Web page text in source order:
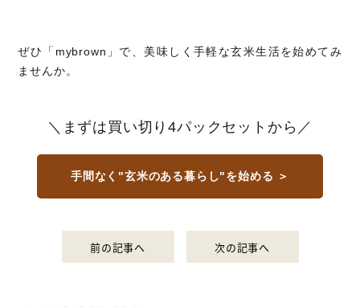
ぜひ「mybrown」で、美味しく手軽な玄米生活を始めてみ
ませんか。
＼まずは買い切り4パックセットから／
手間なく"玄米のある暮らし"を始める ＞
前の記事へ 次の記事へ